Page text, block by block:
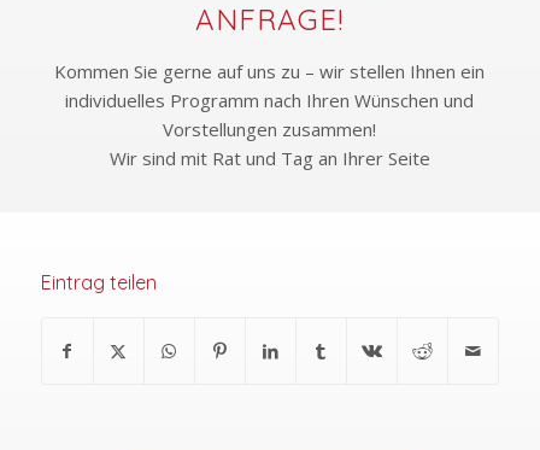
ANFRAGE!
Kommen Sie gerne auf uns zu – wir stellen Ihnen ein
individuelles Programm nach Ihren Wünschen und
Vorstellungen zusammen!
Wir sind mit Rat und Tag an Ihrer Seite
Eintrag teilen